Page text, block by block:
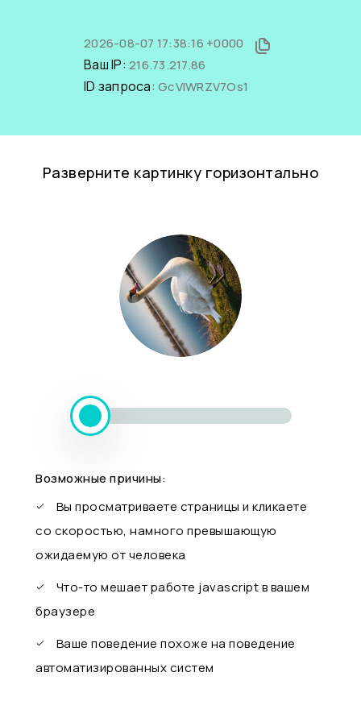
2026-08-07 17:38:16 +0000
Ваш IP: 216.73.217.86
ID запроса: GcVlWRZV7Os1
Разверните картинку горизонтально
Возможные причины:
Вы просматриваете страницы и кликаете
со скоростью, намного превышающую
ожидаемую от человека
Что-то мешает работе javascript в вашем
браузере
Ваше поведение похоже на поведение
автоматизированных систем